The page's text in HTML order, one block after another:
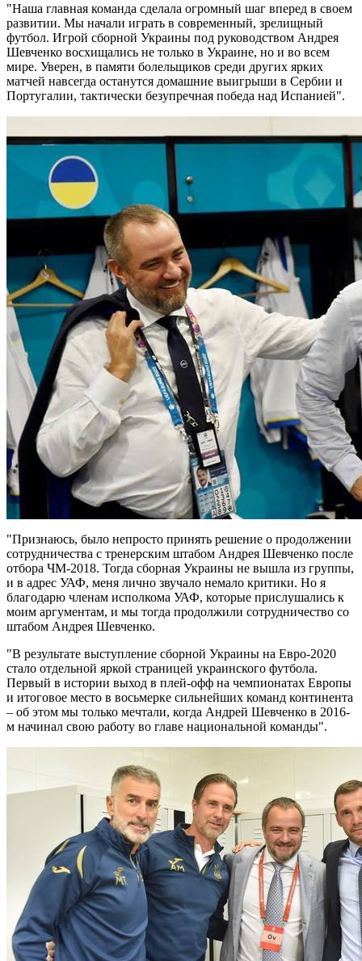
"Наша главная команда сделала огромный шаг вперед в своем
развитии. Мы начали играть в современный, зрелищный
футбол. Игрой сборной Украины под руководством Андрея
Шевченко восхищались не только в Украине, но и во всем
мире. Уверен, в памяти болельщиков среди других ярких
матчей навсегда останутся домашние выигрыши в Сербии и
Португалии, тактически безупречная победа над Испанией".
"Признаюсь, было непросто принять решение о продолжении
сотрудничества с тренерским штабом Андрея Шевченко после
отбора ЧМ-2018. Тогда сборная Украины не вышла из группы,
и в адрес УАФ, меня лично звучало немало критики. Но я
благодарю членам исполкома УАФ, которые прислушались к
моим аргументам, и мы тогда продолжили сотрудничество со
штабом Андрея Шевченко.
"В результате выступление сборной Украины на Евро-2020
стало отдельной яркой страницей украинского футбола.
Первый в истории выход в плей-офф на чемпионатах Европы
и итоговое место в восьмерке сильнейших команд континента
– об этом мы только мечтали, когда Андрей Шевченко в 2016-
м начинал свою работу во главе национальной команды".